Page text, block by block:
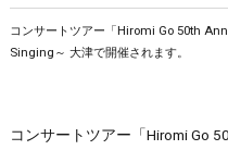
コンサートツアー「Hiromi Go 50th
Singing～ 大津で開催されます。
コンサートツアー「Hiromi Go